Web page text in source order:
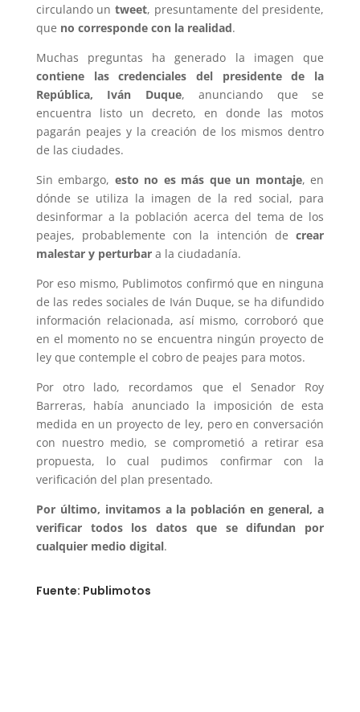
circulando untweet, presuntamente del presidente,
que no corresponde con la realidad.
Muchas preguntas ha generado la imagen que
contiene las credenciales del presidente de la
República, Iván Duque, anunciando que se
encuentra listo un decreto, en donde las motos
pagarán peajes y la creación de los mismos dentro
de las ciudades.
Sin embargo, esto no es más que un montaje, en
dónde se utiliza la imagen de la red social, para
desinformar a la población acerca del tema de los
peajes, probablemente con la intención decrear
malestar y perturbara la ciudadanía.
Por eso mismo, Publimotos confirmó que en ninguna
de las redes sociales de Iván Duque, se ha difundido
información relacionada, así mismo, corroboró que
en el momento no se encuentra ningún proyecto de
ley que contemple el cobro de peajes para motos.
Por otro lado, recordamos que el Senador Roy
Barreras, había anunciado la imposición de esta
medida en un proyecto de ley, pero en conversación
con nuestro medio, se comprometió a retirar esa
propuesta, lo cual pudimos confirmar con la
verificación del plan presentado.
Por último, invitamos a la población en general, a
verificar todos los datos que se difundan por
cualquier medio digital.
Fuente: Publimotos